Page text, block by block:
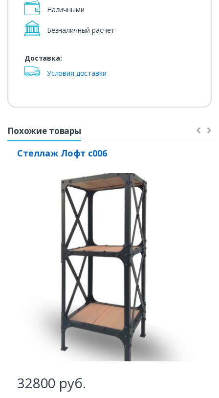
Заказать
Ваше имя*
Ваш телефон*
Комментарий к заказу
Наличными
Безналичный расчет
Доставка:
Условия доставки
Похожие товары
Стеллаж Лофт с006
32800 руб.